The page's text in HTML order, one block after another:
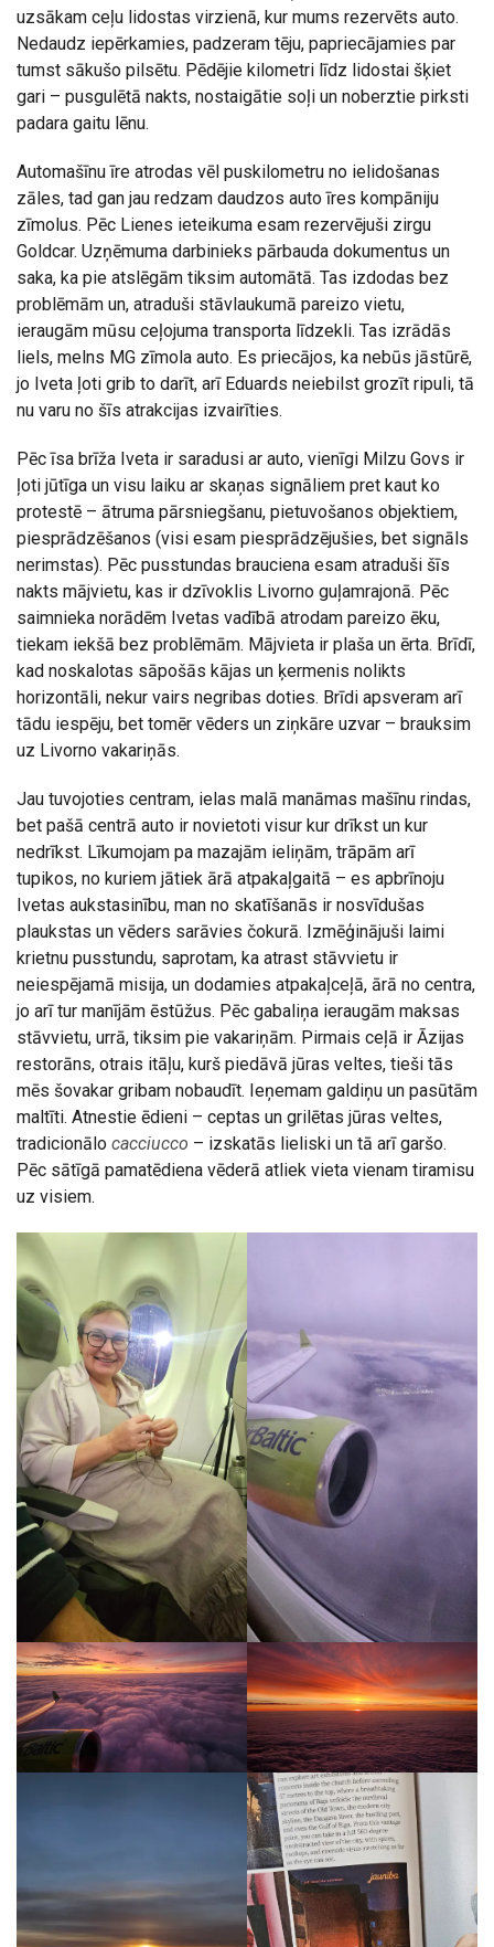
uzsākam ceļu lidostas virzienā, kur mums rezervēts auto.
Nedaudz iepērkamies, padzeram tēju, papriecājamies par
tumst sākušo pilsētu. Pēdējie kilometri līdz lidostai šķiet
gari – pusgulētā nakts, nostaigātie soļi un noberztie pirksti
padara gaitu lēnu.
Automašīnu īre atrodas vēl puskilometru no ielidošanas
zāles, tad gan jau redzam daudzos auto īres kompāniju
zīmolus. Pēc Lienes ieteikuma esam rezervējuši zirgu
Goldcar. Uzņēmuma darbinieks pārbauda dokumentus un
saka, ka pie atslēgām tiksim automātā. Tas izdodas bez
problēmām un, atraduši stāvlaukumā pareizo vietu,
ieraugām mūsu ceļojuma transporta līdzekli. Tas izrādās
liels, melns MG zīmola auto. Es priecājos, ka nebūs jāstūrē,
jo Iveta ļoti grib to darīt, arī Eduards neiebilst grozīt ripuli, tā
nu varu no šīs atrakcijas izvairīties.
Pēc īsa brīža Iveta ir saradusi ar auto, vienīgi Milzu Govs ir
ļoti jūtīga un visu laiku ar skaņas signāliem pret kaut ko
protestē – ātruma pārsniegšanu, pietuvošanos objektiem,
piesprādzēšanos (visi esam piesprādzējušies, bet signāls
nerimstas). Pēc pusstundas brauciena esam atraduši šīs
nakts mājvietu, kas ir dzīvoklis Livorno guļamrajonā. Pēc
saimnieka norādēm Ivetas vadībā atrodam pareizo ēku,
tiekam iekšā bez problēmām. Mājvieta ir plaša un ērta. Brīdī,
kad noskalotas sāpošās kājas un ķermenis nolikts
horizontāli, nekur vairs negribas doties. Brīdi apsveram arī
tādu iespēju, bet tomēr vēders un ziņkāre uzvar – brauksim
uz Livorno vakariņās.
Jau tuvojoties centram, ielas malā manāmas mašīnu rindas,
bet pašā centrā auto ir novietoti visur kur drīkst un kur
nedrīkst. Līkumojam pa mazajām ieliņām, trāpām arī
tupikos, no kuriem jātiek ārā atpakaļgaitā – es apbrīnoju
Ivetas aukstasinību, man no skatīšanās ir nosvīdušas
plaukstas un vēders sarāvies čokurā. Izmēģinājuši laimi
krietnu pusstundu, saprotam, ka atrast stāvvietu ir
neiespējamā misija, un dodamies atpakaļceļā, ārā no centra,
jo arī tur manījām ēstūžus. Pēc gabaliņa ieraugām maksas
stāvvietu, urrā, tiksim pie vakariņām. Pirmais ceļā ir Āzijas
restorāns, otrais itāļu, kurš piedāvā jūras veltes, tieši tās
mēs šovakar gribam nobaudīt. Ieņemam galdiņu un pasūtām
maltīti. Atnestie ēdieni – ceptas un grilētas jūras veltes,
tradicionālo cacciucco – izskatās lieliski un tā arī garšo.
Pēc sātīgā pamatēdiena vēderā atliek vieta vienam tiramisu
uz visiem.